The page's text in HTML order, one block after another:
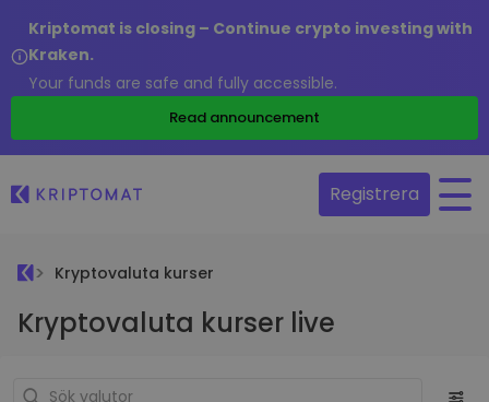
Kriptomat is closing – Continue crypto investing with
Kraken.
Your funds are safe and fully accessible.
Read announcement
Registrera
Kryptovaluta kurser
Kryptovaluta kurser live